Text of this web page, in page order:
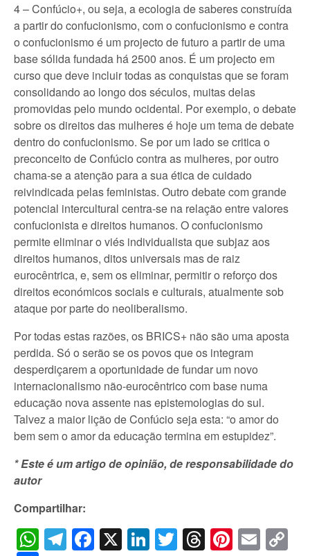
4 – Confúcio+, ou seja, a ecologia de saberes construída
a partir do confucionismo, com o confucionismo e contra
o confucionismo é um projecto de futuro a partir de uma
base sólida fundada há 2500 anos. É um projecto em
curso que deve incluir todas as conquistas que se foram
consolidando ao longo dos séculos, muitas delas
promovidas pelo mundo ocidental. Por exemplo, o debate
sobre os direitos das mulheres é hoje um tema de debate
dentro do confucionismo. Se por um lado se critica o
preconceito de Confúcio contra as mulheres, por outro
chama-se a atenção para a sua ética de cuidado
reivindicada pelas feministas. Outro debate com grande
potencial intercultural centra-se na relação entre valores
confucionista e direitos humanos. O confucionismo
permite eliminar o viés individualista que subjaz aos
direitos humanos, ditos universais mas de raiz
eurocêntrica, e, sem os eliminar, permitir o reforço dos
direitos económicos sociais e culturais, atualmente sob
ataque por parte do neoliberalismo.
Por todas estas razões, os BRICS+ não são uma aposta
perdida. Só o serão se os povos que os integram
desperdiçarem a oportunidade de fundar um novo
internacionalismo não-eurocêntrico com base numa
educação nova assente nas epistemologias do sul.
Talvez a maior lição de Confúcio seja esta: “o amor do
bem sem o amor da educação termina em estupidez”.
* Este é um artigo de opinião, de responsabilidade do
autor
Compartilhar:
WhatsApp
Telegram
Facebook
X LinkedIn
Twitter
Threads